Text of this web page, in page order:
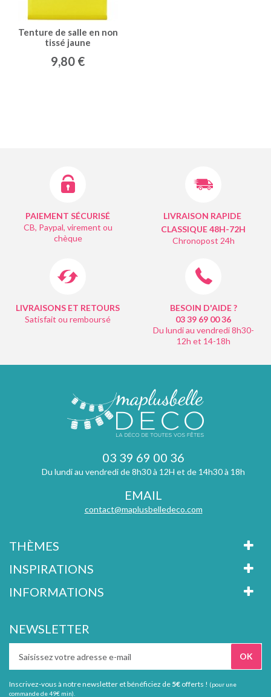
Tenture de salle en non
tissé jaune
9,80 €
PAIEMENT SÉCURISÉ
CB, Paypal, virement ou
chèque
LIVRAISON RAPIDE
CLASSIQUE 48H-72H
Chronopost 24h
LIVRAISONS ET RETOURS
Satisfait ou remboursé
BESOIN D'AIDE ?
03 39 69 0036
Du lundi au vendredi 8h30-
12h et 14-18h
03 39 69 00 36
Du lundi au vendredi de 8h30 à 12H et de 14h30 à 18h
EMAIL
contact@maplusbelledeco.com
THÈMES
INSPIRATIONS
INFORMATIONS
NEWSLETTER
Inscrivez-vous à notre newsletter et bénéficiez de 5€ offerts ! (pour une
commande de 49€ min).